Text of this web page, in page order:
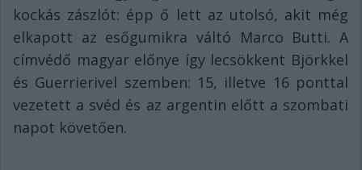
kockás zászlót: épp ő lett az utolsó, akit még
elkapott az esőgumikra váltó Marco Butti. A
címvédő magyar előnye így lecsökkent Björkkel
és Guerrierivel szemben: 15, illetve 16 ponttal
vezetett a svéd és az argentin előtt a szombati
napot követően.